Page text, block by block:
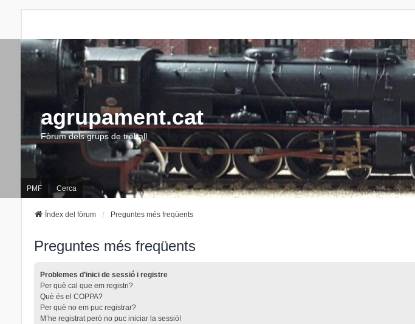
agrupament.cat
Fòrum dels grups de treball
PMF Cerca
Índex del fòrum Preguntes més freqüents
Preguntes més freqüents
Problemes d’inici de sessió i registre
Per què cal que em registri?
Què és el COPPA?
Per què no em puc registrar?
M’he registrat però no puc iniciar la sessió!